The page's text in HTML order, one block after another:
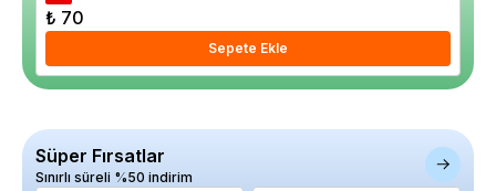
₺ 70
Sepete Ekle
Süper Fırsatlar
Sınırlı süreli %50 indirim